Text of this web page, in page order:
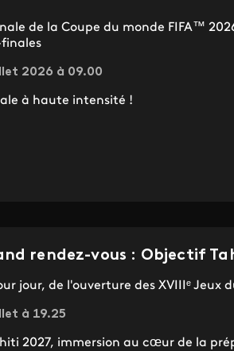
de la Coupe du monde FIFA™
2026 à 09.00
à haute intensité !
rendez-vous : Objectif
jour, de l'ouverture des XVIIIᵉ Jeux
à 19.25
2027, immersion au cœur de la